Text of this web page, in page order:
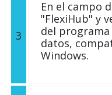
3
En el campo
"FlexiHub" y
del programa
datos,
Windows.